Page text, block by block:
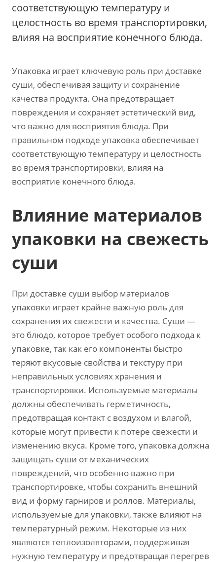
соответствующую температуру и
целостность во время транспортировки,
влияя на восприятие конечного блюда.
Упаковка играет ключевую роль при доставке
суши, обеспечивая защиту и сохранение
качества продукта. Она предотвращает
повреждения и сохраняет эстетический вид,
что важно для восприятия блюда. При
правильном подходе упаковка обеспечивает
соответствующую температуру и целостность
во время транспортировки, влияя на
восприятие конечного блюда.
Влияние материалов
упаковки на свежесть
суши
При доставке суши выбор материалов
упаковки играет крайне важную роль для
сохранения их свежести и качества. Суши —
это блюдо, которое требует особого подхода к
упаковке, так как его компоненты быстро
теряют вкусовые свойства и текстуру при
неправильных условиях хранения и
транспортировки. Используемые материалы
должны обеспечивать герметичность,
предотвращая контакт с воздухом и влагой,
которые могут привести к потере свежести и
изменению вкуса. Кроме того, упаковка должна
защищать суши от механических
повреждений, что особенно важно при
транспортировке, чтобы сохранить внешний
вид и форму гарниров и роллов. Материалы,
используемые для упаковки, также влияют на
температурный режим. Некоторые из них
являются теплоизоляторами, поддерживая
нужную температуру и предотвращая перегрев